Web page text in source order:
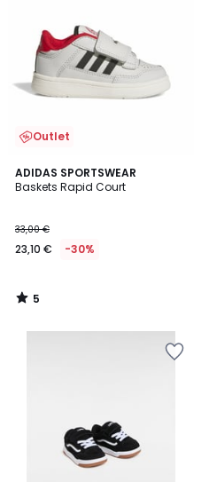
Outlet
ADIDAS SPORTSWEAR
Baskets Rapid Court
33,00 €
23,10 € -30%
5
/
5
/